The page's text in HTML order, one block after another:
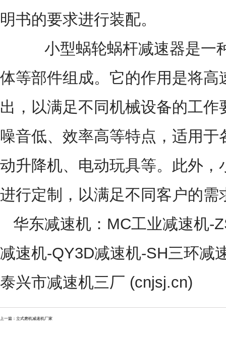
明书的要求进行装配。
小型蜗轮蜗杆减速器是一种
体等部件组成。它的作用是将
出，以满足不同机械设备的工
噪音低、效率高等特点，适用
动升降机、电动玩具等。此外
进行定制，以满足不同客户的需
华东减速机 ： MC工业减速机-
减速机-QY3D减速机-SH三环减
泰兴市减速机三厂 (cnjsj.cn)
上一篇： 立式磨机减速机厂家